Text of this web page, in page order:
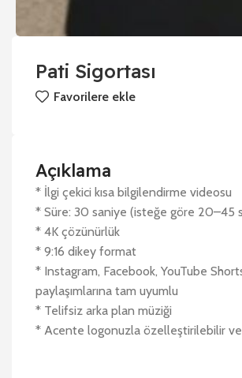
Pati Sigortası
Favorilere ekle
Açıklama
* İlgi çekici kısa bilgilendirme videosu
* Süre: 30 saniye (isteğe göre 20–45
* 4K çözünürlük
* 9:16 dikey format
* Instagram, Facebook, YouTube
paylaşımlarına tam uyumlu
* Telifsiz arka plan müziği
* Acente logonuzla özelleştirilebilir